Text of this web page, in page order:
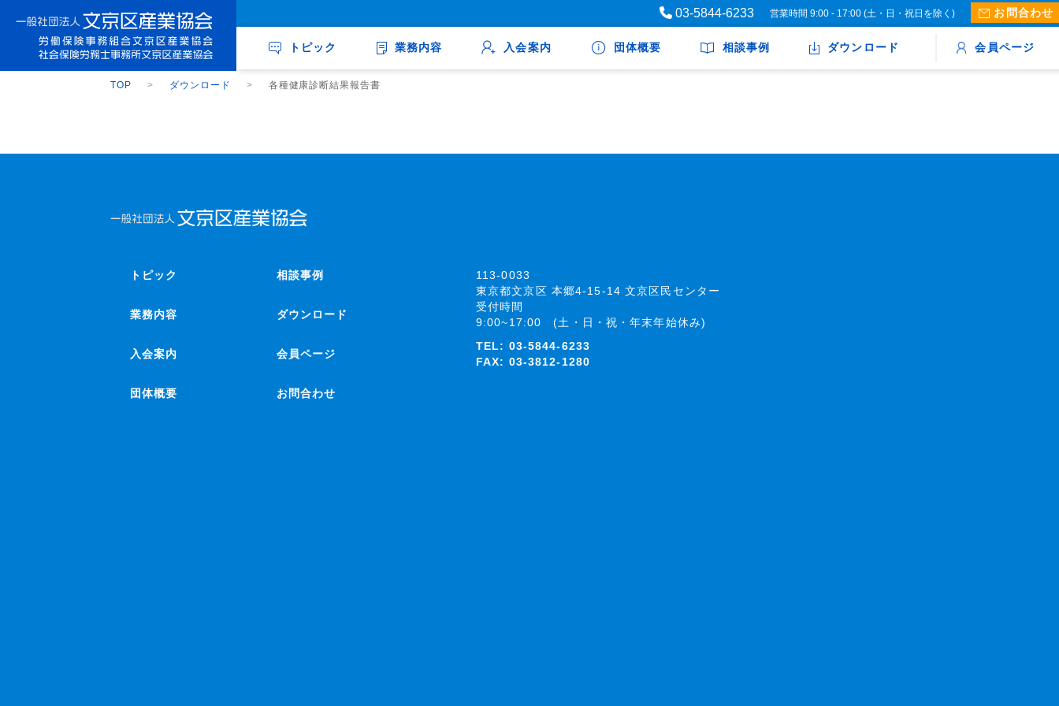
03-5844-6233 営業時間 9:00 - 17:00 (土・日・祝日を除く) お問合わせ
トピック 業務内容 入会案内 団体概要 相談事例 ダウンロード 会員ページ
TOP ダウンロード 各種健康診断結果報告書
トピック
業務内容
入会案内
団体概要
相談事例
ダウンロード
会員ページ
お問合わせ
113-0033
東京都文京区 本郷4-15-14 文京区民センター
受付時間
9:00~17:00 (土・日・祝・年末年始休み)
TEL: 03-5844-6233
FAX: 03-3812-1280